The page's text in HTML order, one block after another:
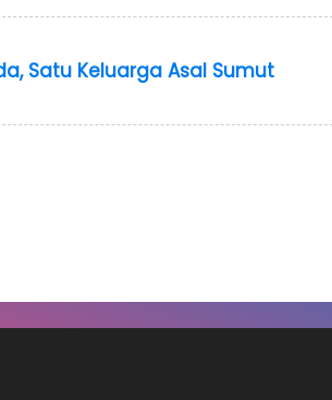
Satu Keluarga Asal Sumut